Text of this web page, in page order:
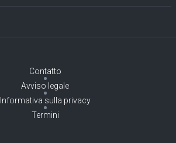
Contatto
Avviso legale
Informativa sulla privacy
Termini